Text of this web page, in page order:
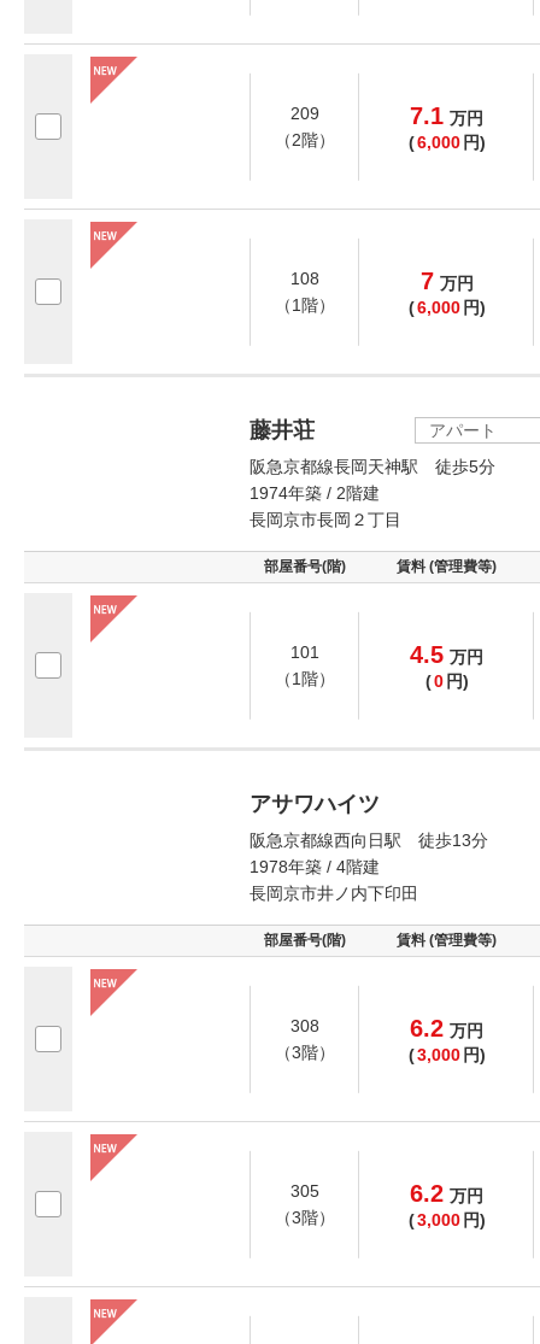
209
（2階）
7.1 万円
(6,000 円)
108
（1階）
7 万円
(6,000 円)
藤井荘
アパート
阪急京都線長岡天神駅 徒歩5分
1974年築 / 2階建
長岡京市長岡２丁目
部屋番号(階) 賃料 (管理費等)
101
（1階）
4.5 万円
(0 円)
アサワハイツ
阪急京都線西向日駅 徒歩13分
1978年築 / 4階建
長岡京市井ノ内下印田
部屋番号(階) 賃料 (管理費等)
308
（3階）
6.2 万円
(3,000 円)
305
（3階）
6.2 万円
(3,000 円)